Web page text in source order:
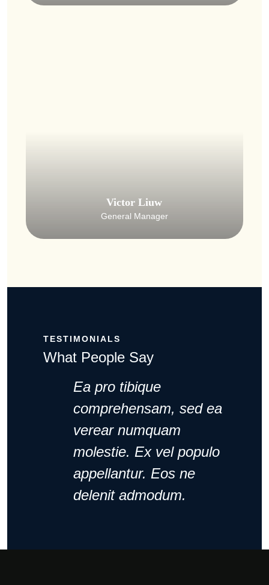
Victor Liuw
General Manager
TESTIMONIALS
What People Say
Ea pro tibique
comprehensam, sed ea
verear numquam
molestie. Ex vel populo
appellantur. Eos ne
delenit admodum.